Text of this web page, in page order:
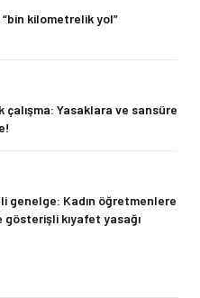
kilometrelik yol”
çalışma: Yasaklara ve sansüre
genelge: Kadın öğretmenlere
gösterişli kıyafet yasağı